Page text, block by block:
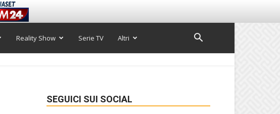
Reality Show Serie TV Altri
SEGUICI SUI SOCIAL